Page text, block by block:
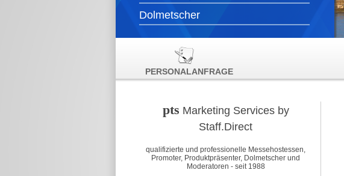
Dolmetscher
PERSONALANFRAGE
pts Marketing Services by
Staff.Direct
qualifizierte und professionelle Messehostessen,
Promoter, Produktpräsenter, Dolmetscher und
Moderatoren - seit 1988